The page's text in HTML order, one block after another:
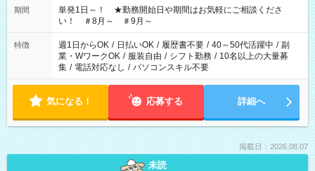
期間
単発1日～！ ★勤務開始日や期間はお気軽にご相談くださ
い！ ＃8月～ ＃9月～
特徴 週1日からOK / 日払いOK / 履歴書不要 / 40～50代活躍中 / 副
業・WワークOK / 服装自由 / シフト勤務 / 10名以上の大量募
集 / 電話対応なし / パソコンスキル不要
気になる！ 応募する 詳細へ
掲載日：2026.08.07
未読